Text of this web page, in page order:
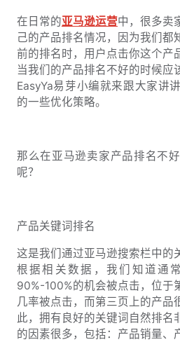
在日常的亚马逊运营中，很多卖
己的产品排名情况，因为我们都
前的排名时，用户点击你这个产
当我们的产品排名不好的时候应
EasyYa易芽小编就来跟大家讲
的一些优化策略。
那么在亚马逊卖家产品排名不
呢？
产品关键词排名
这是我们通过亚马逊搜索栏中的
根据相关数据，我们知道通
90%-100%的机会被点击，位于
几率被点击，而第三页上的产品
此，拥有良好的关键词自然排名
的因素很多，包括：产品销量、